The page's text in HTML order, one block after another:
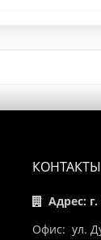
КОНТАКТЫ
Адрес:
Офис: ул.